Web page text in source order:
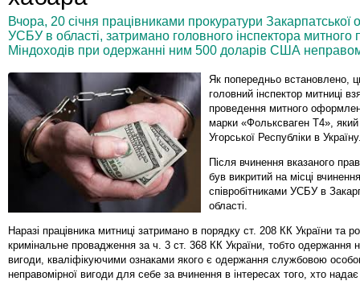
Вчора, 20 січня працівниками прокуратури Закарпатської
УСБУ в області, затримано головного інспектора митного
Міндоходів при одержанні ним 500 доларів США
Як попередньо встановлено,
головний інспектор митниці
проведення митного
марки «Фольксваген Т4», який
Угорської Республіки в
Після вчинення вказаного
був викритий на місці
співробітниками УСБУ в
області.
Наразі працівника митниці затримано в порядку ст. 208 КК України та
кримінальне провадження за ч. 3 ст. 368 КК України, тобто одержання
вигоди, кваліфікуючими ознаками якого є одержання службовою
неправомірної вигоди для себе за вчинення в інтересах того, хто